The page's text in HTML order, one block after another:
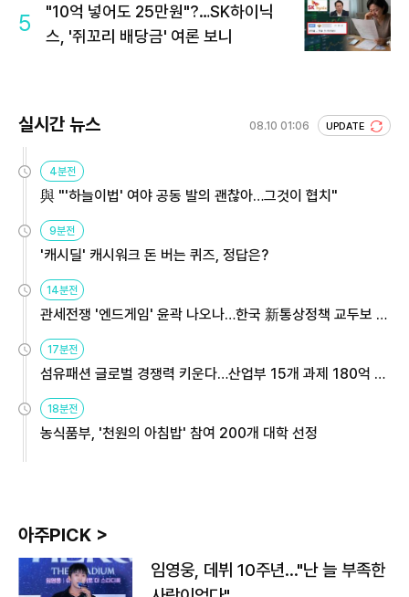
5
"10억 넣어도 25만원"?…SK하이닉
스, '쥐꼬리 배당금' 여론 보니
실시간 뉴스 08.10 01:06 UPDATE
4분전
與 "'하늘이법' 여야 공동 발의 괜찮아…그것이 협치"
9분전
'캐시딜' 캐시워크 돈 버는 퀴즈, 정답은?
14분전
관세전쟁 '엔드게임' 윤곽 나오나…한국 新통상정책 교두보 활
17분전
섬유패션 글로벌 경쟁력 키운다…산업부 15개 과제 180억 지
18분전
농식품부, '천원의 아침밥' 참여 200개 대학 선정
아주PICK >
임영웅, 데뷔 10주년…"난 늘 부족한